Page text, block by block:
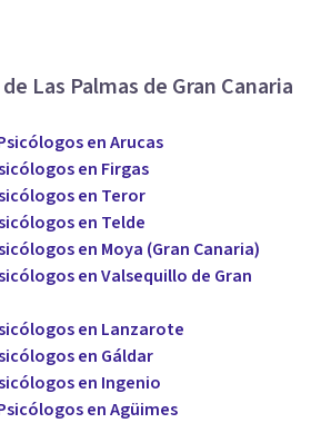
Las Palmas de Gran Canaria
en Arucas
en Firgas
en Teror
en Telde
en Moya (Gran Canaria)
en Valsequillo de Gran
en Lanzarote
en Gáldar
en Ingenio
en Agüimes